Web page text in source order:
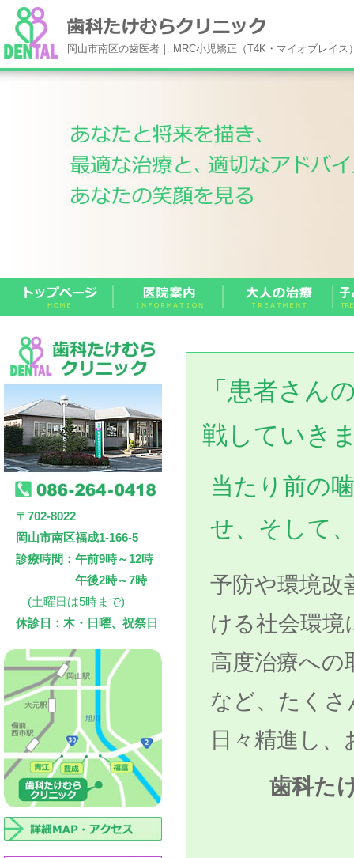
岡山市南区の歯医者｜ MRC小児矯正（T4K・マイオブレイ
「患者さん
戦していき
当たり前の
せ、そして
予防や環境改
ける社会環
高度治療への
など、たく
日々精進し
歯科たけ
〒702-8022
岡山市南区福成1-166-5
診療時間：午前9時～12時
午後2時～7時
(土曜日は5時まで)
休診日：木・日曜、祝祭日